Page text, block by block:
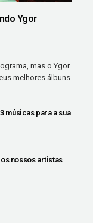
Ygor
mas o Ygor
melhores álbuns
músicas para a sua
nossos artistas